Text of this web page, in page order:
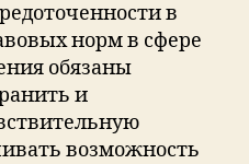
в
норм в сфере
обязаны
и
возможность